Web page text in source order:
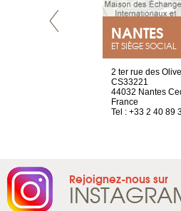
NANTES
ET SIÈGE SOCIAL
2 ter rue des
CS33221
44032 Nantes
France
Tel : +33 2 40 89
Rejoignez-nous sur